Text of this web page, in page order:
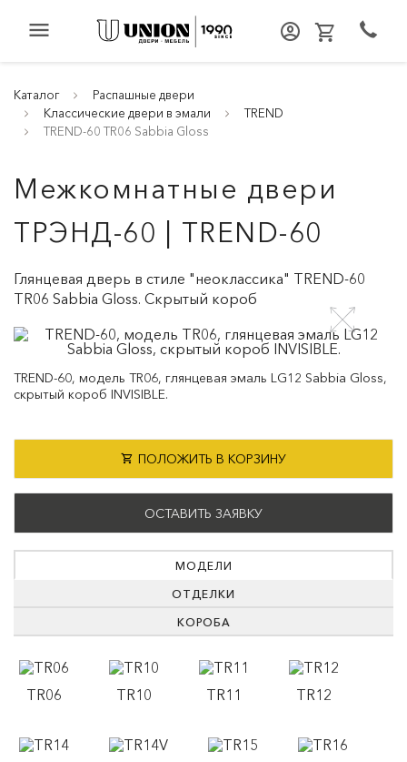
menu
Каталог
Распашные двери
Классические двери в эмали
TREND
TREND-60 TR06 Sabbia Gloss
Межкомнатные двери
ТРЭНД-60 | TREND-60
Глянцевая дверь в стиле "неоклассика" TREND-60
TR06 Sabbia Gloss. Скрытый короб
TREND-60, модель TR06, глянцевая эмаль LG12 Sabbia Gloss,
скрытый короб INVISIBLE.
ПОЛОЖИТЬ В КОРЗИНУ
ОСТАВИТЬ ЗАЯВКУ
МОДЕЛИ
ОТДЕЛКИ
КОРОБА
TR06 TR10 TR11 TR12